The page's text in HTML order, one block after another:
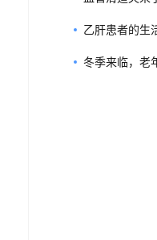
乙肝患者的生
的基石
冬季来临，老